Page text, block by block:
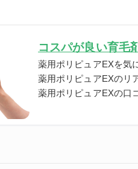
コスパが良い育毛
薬用ポリピュアEXを気
薬用ポリピュアEXのリ
薬用ポリピュアEXの口